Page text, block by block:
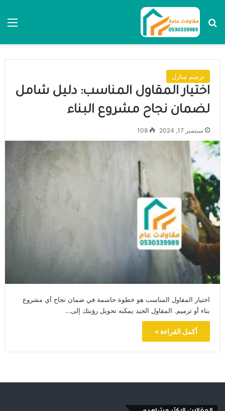
بحث عن
ترميم منازل
اختيار المقاول المناسب: دليل شامل
لضمان نجاح مشروع البناء
سبتمبر 17, 2024 108
اختيار المقاول المناسب هو خطوة حاسمة في ضمان نجاح أي مشروع
بناء أو ترميم. المقاول الجيد يمكنه تحويل رؤيتك إلى…
أكمل القراءة »